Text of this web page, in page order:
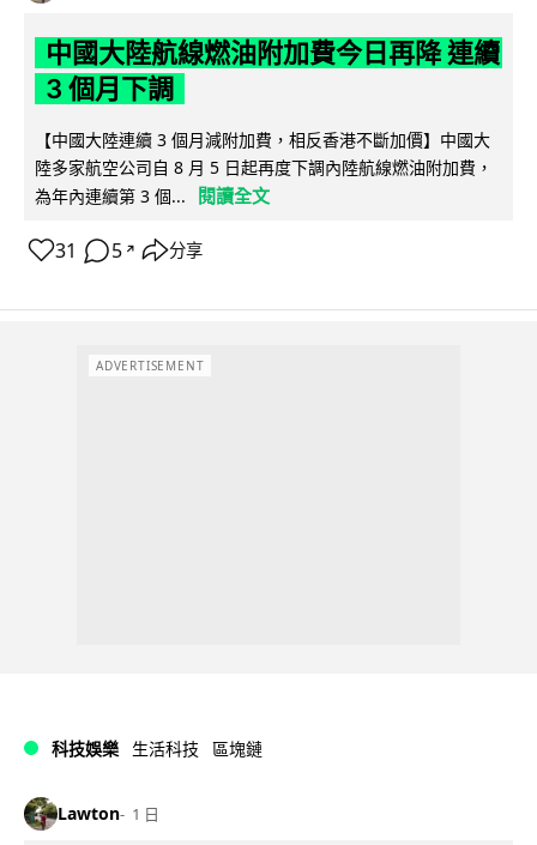
中國大陸航線燃油附加費今日再降 連續
3 個月下調
【中國大陸連續 3 個月減附加費，相反香港不斷加價】中國大
陸多家航空公司自 8 月 5 日起再度下調內陸航線燃油附加費，
為年內連續第 3 個...
閱讀全文
31 5 ↗ 分享
ADVERTISEMENT
科技娛樂 生活科技 區塊鏈
Lawton 1 日